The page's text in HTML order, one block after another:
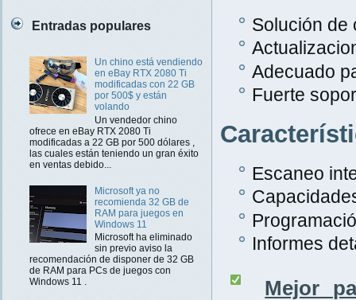
Entradas populares
Un chino está vendiendo
en eBay RTX 2080 Ti
modificadas con 22 GB
por 500$ y están
volando
Un vendedor chino
ofrece en eBay RTX 2080 Ti
modificadas a 22 GB por 500 dólares ,
las cuales están teniendo un gran éxito
en ventas debido...
Microsoft ya no
recomienda 32 GB de
RAM para juegos en
Windows 11
Microsoft ha eliminado
sin previo aviso la
recomendación de disponer de 32 GB
de RAM para PCs de juegos con
Windows 11 .
Solución de
Adecuado
Fuerte
Escaneo
Informes
Mejor